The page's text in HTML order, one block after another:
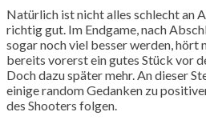
Natürlich ist nicht alles schlecht an
richtig gut. Im Endgame, nach
sogar noch viel besser werden, hört
bereits vorerst ein gutes Stück vor
Doch dazu später mehr. An dieser
einige random Gedanken zu
des Shooters folgen.